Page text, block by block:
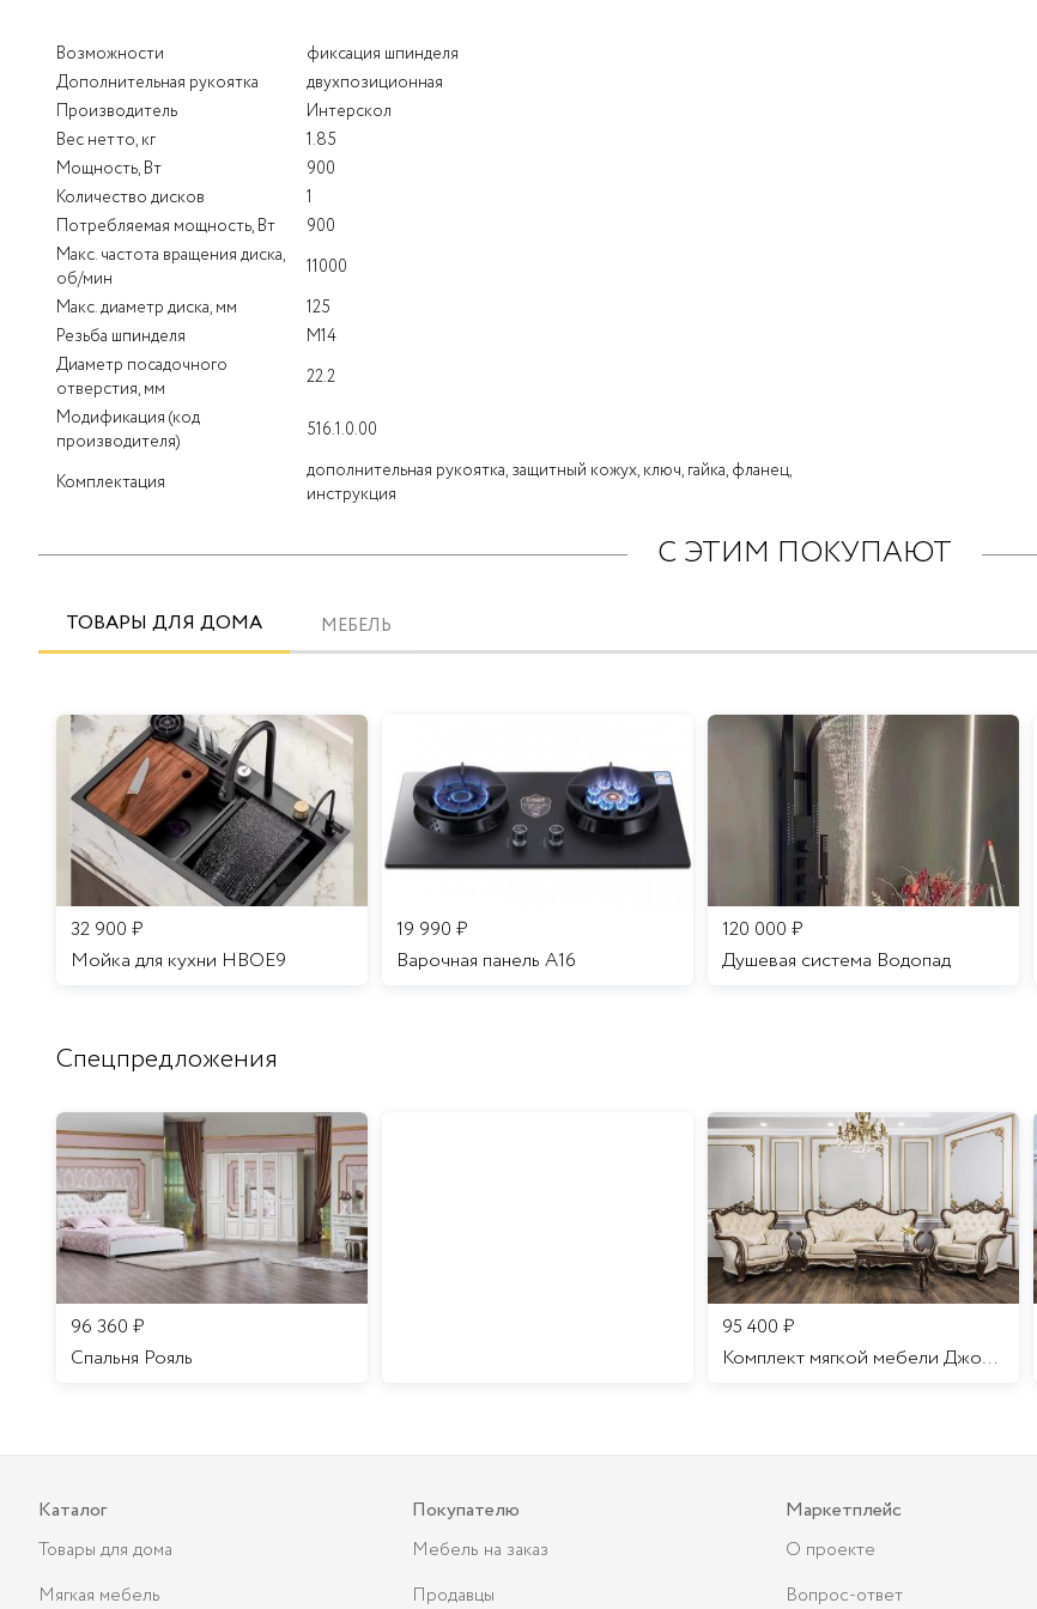
Возможности
фиксация шпинделя
Дополнительная рукоятка
двухпозиционная
Производитель
Интерскол
Вес нетто, кг
1.85
Мощность, Вт
900
Количество дисков
1
Потребляемая мощность, Вт
900
Макс. частота вращения диска,
об/мин
11000
Макс. диаметр диска, мм
125
Резьба шпинделя
M14
Диаметр посадочного
отверстия, мм
22.2
Модификация (код
производителя)
516.1.0.00
Комплектация
дополнительная рукоятка, защитный кожух, ключ, гайка, фланец,
инструкция
С ЭТИМ ПОКУПАЮТ
ТОВАРЫ ДЛЯ ДОМА МЕБЕЛЬ
32 900 ₽
Мойка для кухни HBOE9
19 990 ₽
Варочная панель A16
120 000 ₽
Душевая система Водопад
Спецпредложения
96 360 ₽
Спальня Рояль
95 400 ₽
Комплект мягкой мебели Джоконда
Каталог
Товары для дома
Мягкая мебель
Покупателю
Мебель на заказ
Продавцы
Маркетплейс
О проекте
Вопрос-ответ